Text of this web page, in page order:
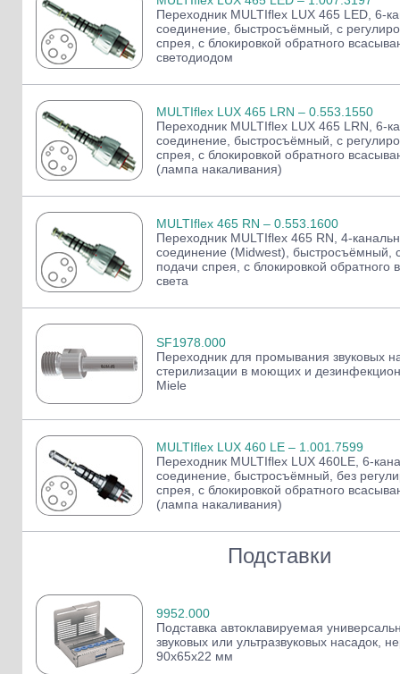
Слепочные массы Kettenbach
Наконечники и переходники KaVo
Переходник MULTIflex LUX 465 LED, 6-
соединение, быстросъёмный, с
спрея, с блокировкой обратного
светодиодом
MULTIflex LUX 465 LRN – 0.553.1550
Переходник MULTIflex LUX 465 LRN, 6-
соединение, быстросъёмный, с
спрея, с блокировкой обратного
(лампа накаливания)
MULTIflex 465 RN – 0.553.1600
Переходник MULTIflex 465 RN, 4-
соединение (Midwest), быстросъёмный,
подачи спрея, с блокировкой обратного
света
SF1978.000
Переходник для промывания звуковых
стерилизации в моющих и
Miele
MULTIflex LUX 460 LE – 1.001.7599
Переходник MULTIflex LUX 460LE, 6-
соединение, быстросъёмный, без
спрея, с блокировкой обратного
(лампа накаливания)
Подставки
9952.000
Подставка автоклавируемая
звуковых или ультразвуковых насадок,
90х65х22 мм